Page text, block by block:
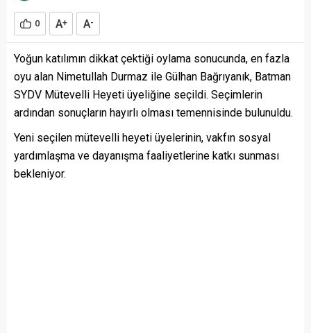
0 A+ A-
Yoğun katılımın dikkat çektiği oylama sonucunda, en fazla
oyu alan Nimetullah Durmaz ile Gülhan Bağrıyanık, Batman
SYDV Mütevelli Heyeti üyeliğine seçildi. Seçimlerin
ardından sonuçların hayırlı olması temennisinde bulunuldu.
Yeni seçilen mütevelli heyeti üyelerinin, vakfın sosyal
yardımlaşma ve dayanışma faaliyetlerine katkı sunması
bekleniyor.